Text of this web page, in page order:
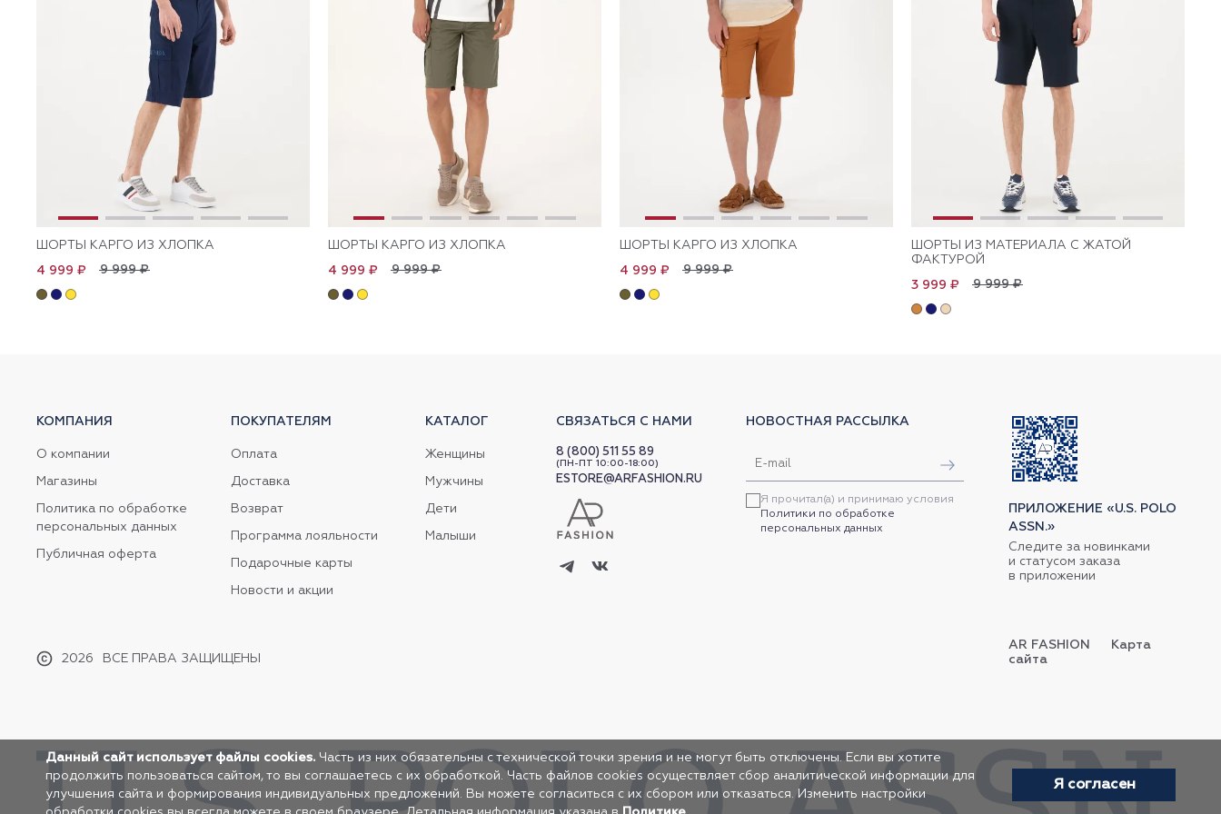
ШОРТЫ КАРГО ИЗ ХЛОПКА
9 999 ₽
4 999 ₽
ШОРТЫ КАРГО ИЗ ХЛОПКА
9 999 ₽
4 999 ₽
ШОРТЫ КАРГО ИЗ ХЛОПКА
9 999 ₽
4 999 ₽
ШОРТЫ ИЗ МАТЕРИАЛА С ЖАТОЙ
ФАКТУРОЙ
9 999 ₽
3 999 ₽
КОМПАНИЯ
О компании
Магазины
Политика по обработке
персональных данных
Публичная оферта
2026 ВСЕ ПРАВА ЗАЩИЩЕНЫ
ПОКУПАТЕЛЯМ
Оплата
Доставка
Возврат
Программа лояльности
Подарочные карты
Новости и акции
КАТАЛОГ
Женщины
Мужчины
Дети
Малыши
СВЯЗАТЬСЯ С НАМИ
8 (800) 511 55 89
(ПН-ПТ 10:00-18:00)
ESTORE@ARFASHION.RU
НОВОСТНАЯ РАССЫЛКА
Я прочитал(а) и принимаю условия
Политики по обработке
персональных данных
ПРИЛОЖЕНИЕ «U.S. POLO
ASSN.»
Следите за новинками
и статусом заказа
в приложении
AR FASHION
Карта
сайта
Данный сайт использует файлы cookies. Часть из них обязательны с технической точки зрения и не могут быть отключены. Если вы хотите
продолжить пользоваться сайтом, то вы соглашаетесь с их обработкой. Часть файлов cookies осуществляет сбор аналитической информации для
улучшения сайта и формирования индивидуальных предложений. Вы можете согласиться с их сбором или отказаться. Изменить настройки
Я согласен